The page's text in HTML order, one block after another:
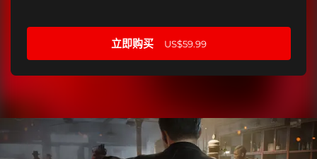
立即购买 US$59.99